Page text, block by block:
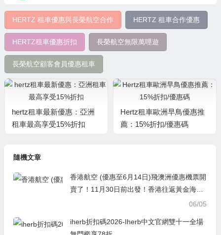
HERTZ 租車優惠與長榮航空合作 HERTZ 租車合作優惠
HERTZ租車優惠折扣 長榮航空無限萬哩遊
長榮航空顧客會員優惠租車
hertz租車最新優惠：亞洲
租車最高享受15%折扣
Hertz租車歐洲早鳥優惠推
薦：15%折扣/優惠碼
隨機文章
香港航空 (優惠至6月14日)飛澳洲優惠機票開
賣了！11月30日前出發！香港往返黃金海
06/05
iherb折扣碼2026-Iherb中文官網雙十一全場